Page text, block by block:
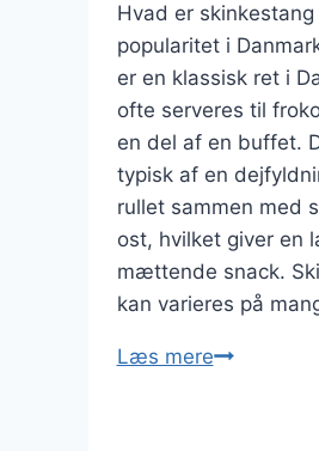
Hvad er
popularitet i
er en klassisk ret i
ofte serveres til
en del af en buffet.
typisk af en
rullet sammen med
ost, hvilket giver en
mættende snack.
kan varieres på
Læs mereSkinkestang